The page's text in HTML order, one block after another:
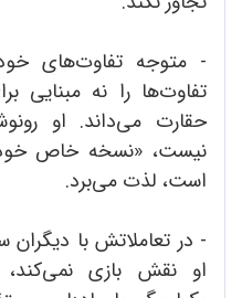
- متوجه تفاوت‌های
تفاوت‌ها را نه مبنایی
حقارت می‌داند. او
نیست، «نسخه خاص
است، لذت می‌برد.
- در تعاملاتش با
او نقش بازی